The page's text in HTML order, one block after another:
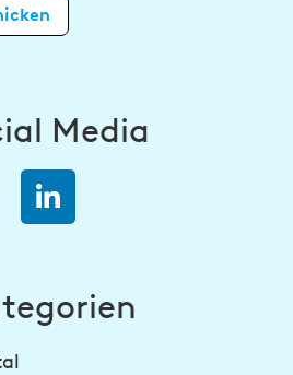
Media